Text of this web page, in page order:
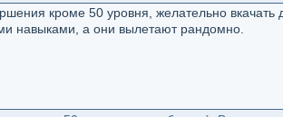
кроме 50 уровня, желательно вкачать
навыками, а они вылетают рандомно.